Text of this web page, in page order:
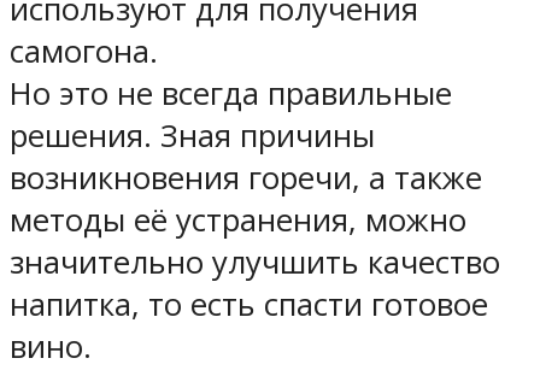
используют для получения
самогона.
Но это не всегда правильные
решения. Зная причины
возникновения горечи, а также
методы её устранения, можно
значительно улучшить качество
напитка, то есть спасти готовое
вино.